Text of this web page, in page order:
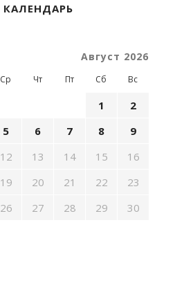
КАЛЕНДАРЬ
Август 2026
Ср Чт Пт Сб Вс
1
2
5 6 7 8
9
12 13 14 15
16
19 20 21 22
23
26 27 28 29
30